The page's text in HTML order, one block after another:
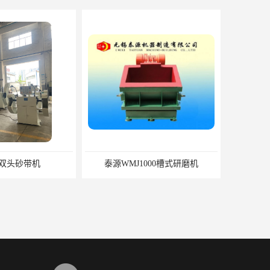
头砂带机 泰源WMJ1000槽式研磨机